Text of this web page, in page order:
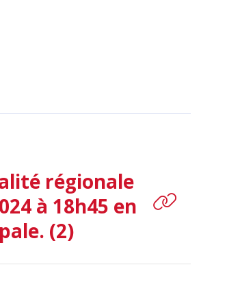
régionale
à 18h45 en
(2)